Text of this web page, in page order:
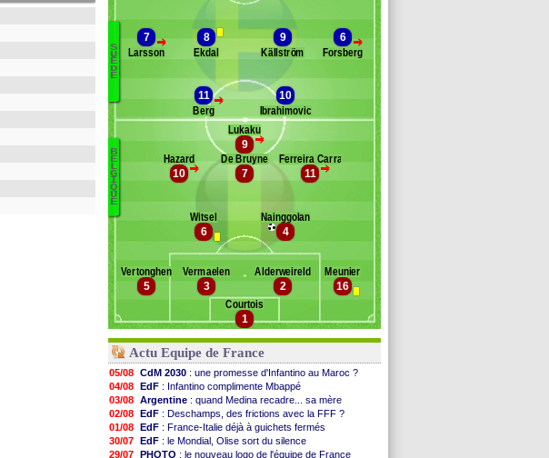
Banc des remplaçantsSuède
Olsen
Carlgren
Augustinsson
Hiljemark
Wernbloom
Guidetti
S
U
È
D
E
Banc des remplaçants
Mignolet
Lukaku
Fellaini
Dembélé
Origi
Benteke
Batshuayi
B
E
L
G
I
Q
U
E
>
7
Larsson
8
Ekdal
9
Källström
>
6
Forsberg
>
11
Berg
10
Ibrahimovic
1
Courtois
16
Meunier
2
Alderweireld
3
Vermaelen
5
Vertonghen
4
Nainggolan
6
Witsel
>
11
Ferreira Carrasco
7
De Bruyne
>
10
Hazard
>
9
Lukaku
Actu Equipe de France
05/08 CdM 2030 : une promesse d'Infantino au Maroc ?
04/08 EdF : Infantino complimente Mbappé
03/08 Argentine : quand Medina recadre... sa mère
02/08 EdF : Deschamps, des frictions avec la FFF ?
01/08 EdF : France-Italie déjà à guichets fermés
30/07 EdF : le Mondial, Olise sort du silence
29/07 PHOTO : le nouveau logo de l'équipe de France